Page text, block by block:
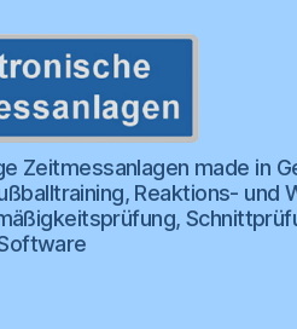
Zeitmessanlagen made in
Reaktions- und